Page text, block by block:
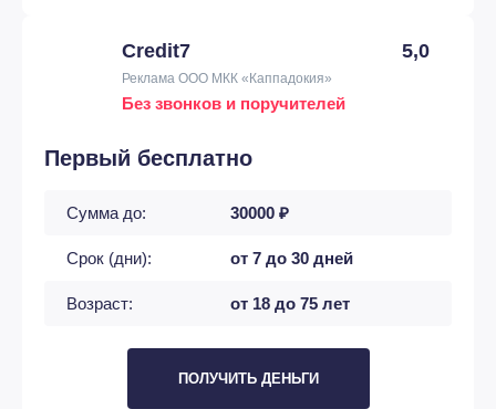
Credit7 5,0
Реклама ООО МКК «Каппадокия»
Без звонков и поручителей
Первый бесплатно
Сумма до: 30000 ₽
Срок (дни): от 7 до 30 дней
Возраст: от 18 до 75 лет
ПОЛУЧИТЬ ДЕНЬГИ